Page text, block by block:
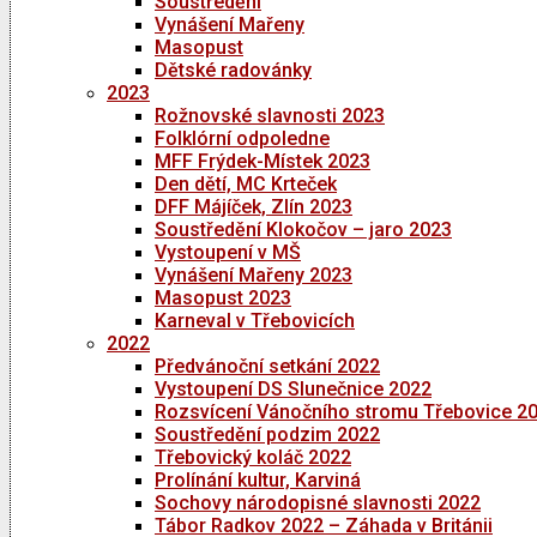
Vynášení Mařeny
Masopust
Dětské radovánky
2023
Rožnovské slavnosti 2023
Folklórní odpoledne
MFF Frýdek-Místek 2023
Den dětí, MC Krteček
DFF Májíček, Zlín 2023
Soustředění Klokočov – jaro 2023
Vystoupení v MŠ
Vynášení Mařeny 2023
Masopust 2023
Karneval v Třebovicích
2022
Předvánoční setkání 2022
Vystoupení DS Slunečnice 2022
Rozsvícení Vánočního stromu Třebovice
Soustředění podzim 2022
Třebovický koláč 2022
Prolínání kultur, Karviná
Sochovy národopisné slavnosti 2022
Tábor Radkov 2022 – Záhada v Británii